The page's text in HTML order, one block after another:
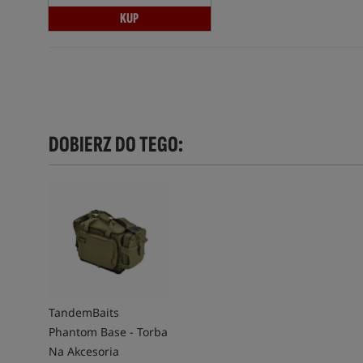
KUP
DOBIERZ DO TEGO:
TandemBaits
Phantom Base - Torba
Na Akcesoria